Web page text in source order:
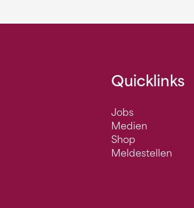
Quicklinks
Jobs
Medien
Shop
Meldestellen